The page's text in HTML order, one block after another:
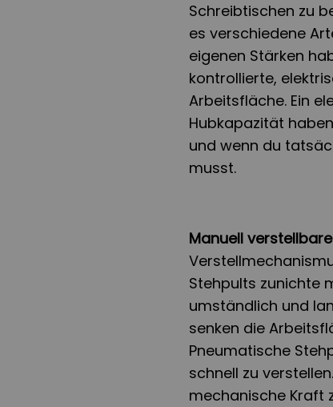
Schreibtischen zu
es verschiedene
eigenen Stärken
kontrollierte,
Arbeitsfläche. Ein
Hubkapazität
und wenn du
musst.
Manuell
Stehpults zunichte
umständlich und
senken die
Pneumatische
schnell zu verstellen.
mechanische Kraft